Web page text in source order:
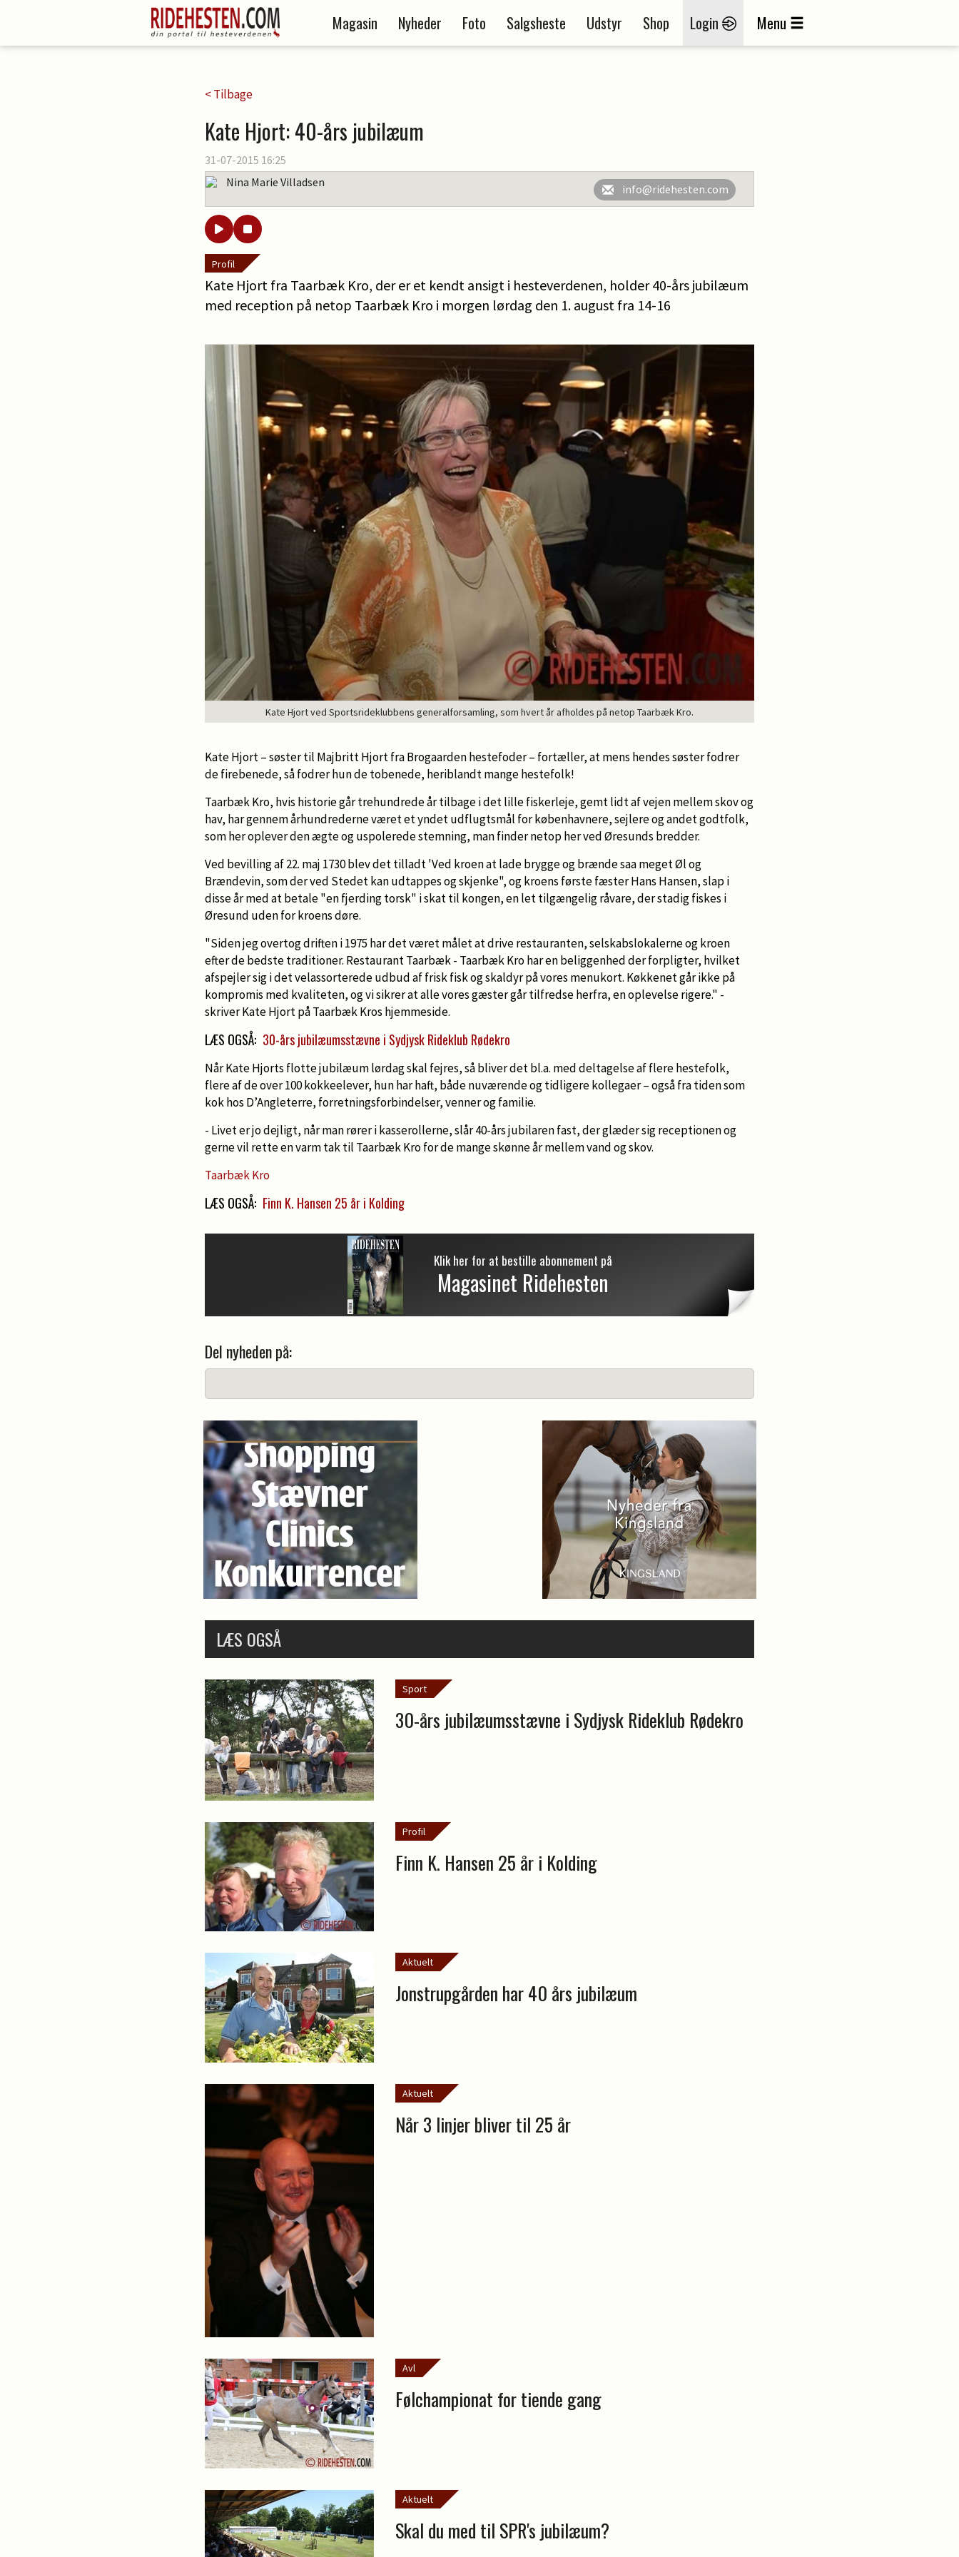
Magasin Nyheder Foto Salgsheste Udstyr Shop Login Menu
< Tilbage
Kate Hjort: 40-års jubilæum
31-07-2015 16:25
Nina Marie Villadsen
info@ridehesten.com
Profil
Kate Hjort fra Taarbæk Kro, der er et kendt ansigt i hesteverdenen, holder 40-års jubilæum
med reception på netop Taarbæk Kro i morgen lørdag den 1. august fra 14-16
Kate Hjort ved Sportsrideklubbens generalforsamling, som hvert år afholdes på netop Taarbæk Kro.
Kate Hjort – søster til Majbritt Hjort fra Brogaarden hestefoder – fortæller, at mens hendes søster fodrer
de firebenede, så fodrer hun de tobenede, heriblandt mange hestefolk!
Taarbæk Kro, hvis historie går trehundrede år tilbage i det lille fiskerleje, gemt lidt af vejen mellem skov og
hav, har gennem århundrederne været et yndet udflugtsmål for københavnere, sejlere og andet godtfolk,
som her oplever den ægte og uspolerede stemning, man finder netop her ved Øresunds bredder.
Ved bevilling af 22. maj 1730 blev det tilladt 'Ved kroen at lade brygge og brænde saa meget Øl og
Brændevin, som der ved Stedet kan udtappes og skjenke", og kroens første fæster Hans Hansen, slap i
disse år med at betale "en fjerding torsk" i skat til kongen, en let tilgængelig råvare, der stadig fiskes i
Øresund uden for kroens døre.
"Siden jeg overtog driften i 1975 har det været målet at drive restauranten, selskabslokalerne og kroen
efter de bedste traditioner. Restaurant Taarbæk - Taarbæk Kro har en beliggenhed der forpligter, hvilket
afspejler sig i det velassorterede udbud af frisk fisk og skaldyr på vores menukort. Køkkenet går ikke på
kompromis med kvaliteten, og vi sikrer at alle vores gæster går tilfredse herfra, en oplevelse rigere." -
skriver Kate Hjort på Taarbæk Kros hjemmeside.
LÆS OGSÅ: 30-års jubilæumsstævne i Sydjysk Rideklub Rødekro
Når Kate Hjorts flotte jubilæum lørdag skal fejres, så bliver det bl.a. med deltagelse af flere hestefolk,
flere af de over 100 kokkeelever, hun har haft, både nuværende og tidligere kollegaer – også fra tiden som
kok hos D’Angleterre, forretningsforbindelser, venner og familie.
- Livet er jo dejligt, når man rører i kasserollerne, slår 40-års jubilaren fast, der glæder sig receptionen og
gerne vil rette en varm tak til Taarbæk Kro for de mange skønne år mellem vand og skov.
Taarbæk Kro
LÆS OGSÅ: Finn K. Hansen 25 år i Kolding
Klik her for at bestille abonnement på
Magasinet Ridehesten
Del nyheden på:
LÆS OGSÅ
Sport
30-års jubilæumsstævne i Sydjysk Rideklub Rødekro
Profil
Finn K. Hansen 25 år i Kolding
Aktuelt
Jonstrupgården har 40 års jubilæum
Aktuelt
Når 3 linjer bliver til 25 år
Avl
Følchampionat for tiende gang
Aktuelt
Skal du med til SPR's jubilæum?